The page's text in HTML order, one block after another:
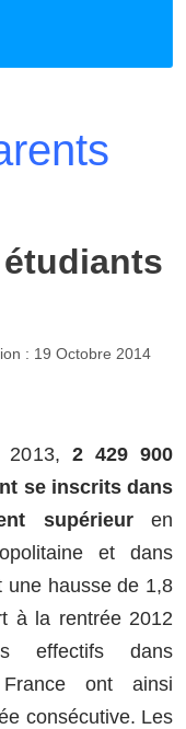
: 19 Octobre 2014
2013, 2 429 900
se inscrits dans
supérieur en
et dans
une hausse de 1,8
à la rentrée 2012
effectifs dans
ont ainsi
consécutive. Les